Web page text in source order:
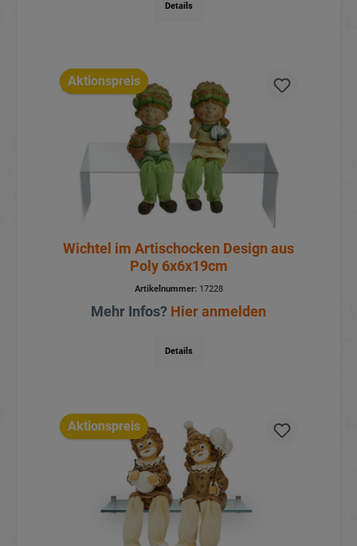
Details
Aktionspreis
Wichtel im Artischocken Design aus
Poly 6x6x19cm
Artikelnummer:17228
Mehr Infos? Hier anmelden
Details
Aktionspreis